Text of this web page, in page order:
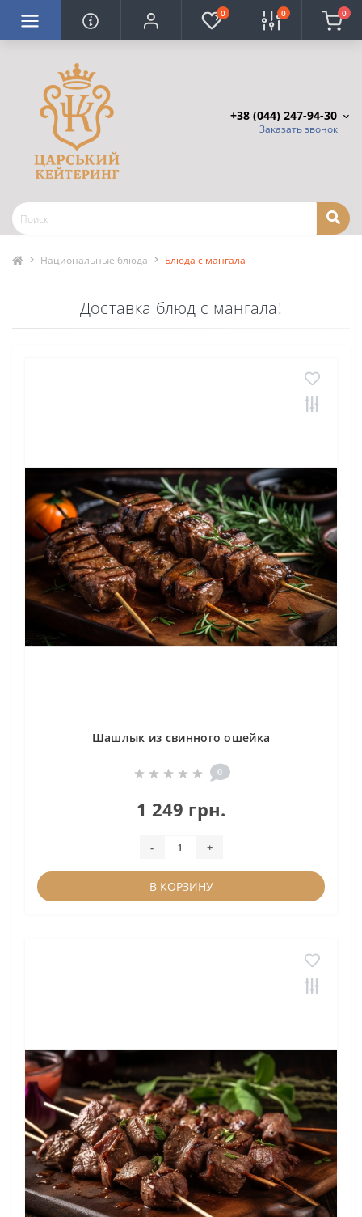
0 0 0
+38 (044) 247-94-30
Заказать звонок
Национальные блюда Блюда с мангала
Доставка блюд с мангала!
Шашлык из свинного ошейка
0
1 249 грн.
- +
В КОРЗИНУ